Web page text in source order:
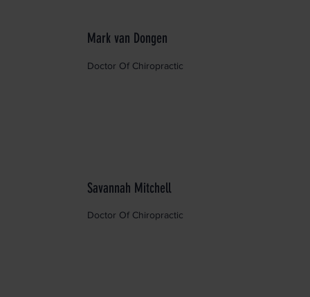
Mark van Dongen
Doctor Of Chiropractic
Savannah Mitchell
Doctor Of Chiropractic